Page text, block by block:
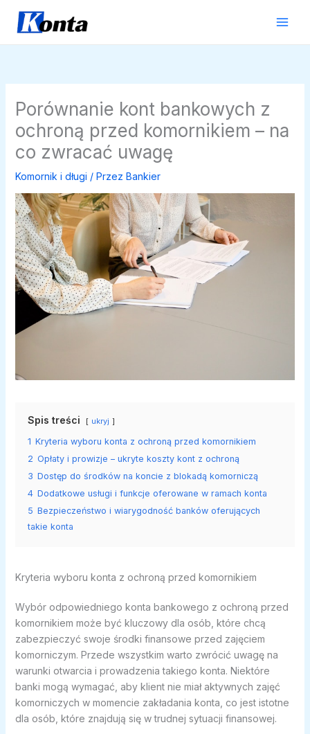
Porównanie kont bankowych z
ochroną przed komornikiem – na
co zwracać uwagę
Komornik i długi / Przez Bankier
Spis treści ukryj
1 Kryteria wyboru konta z ochroną przed komornikiem
2 Opłaty i prowizje – ukryte koszty kont z ochroną
3 Dostęp do środków na koncie z blokadą komorniczą
4 Dodatkowe usługi i funkcje oferowane w ramach konta
5 Bezpieczeństwo i wiarygodność banków oferujących
takie konta
Kryteria wyboru konta z ochroną przed komornikiem
Wybór odpowiedniego konta bankowego z ochroną przed
komornikiem może być kluczowy dla osób, które chcą
zabezpieczyć swoje środki finansowe przed zajęciem
komorniczym. Przede wszystkim warto zwrócić uwagę na
warunki otwarcia i prowadzenia takiego konta. Niektóre
banki mogą wymagać, aby klient nie miał aktywnych zajęć
komorniczych w momencie zakładania konta, co jest istotne
dla osób, które znajdują się w trudnej sytuacji finansowej.